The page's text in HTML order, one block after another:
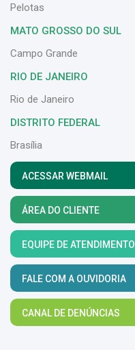
Pelotas
MATO GROSSO DO SUL
Campo Grande
RIO DE JANEIRO
Rio de Janeiro
DISTRITO FEDERAL
Brasília
ACESSAR WEBMAIL
ÁREA DO CLIENTE
EQUIPE DE ATENDIMENTO
FALE COM A OUVIDORIA
CANAL DE DENÚNCIAS